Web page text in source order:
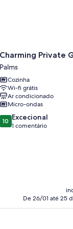
Charming
Private
GuestHouse
Palms
Charming Private
Palms
Cozinha
Wi-fi grátis
Ar condicionado
Micro-ondas
Pontuação
de
10 Excecional
1 comentário
De 26/01 até 25